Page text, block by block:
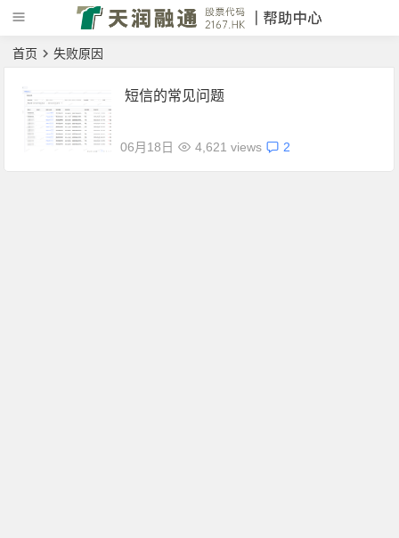
首页 失败原因
短信的常见问题
06月18日 4,621 views 2